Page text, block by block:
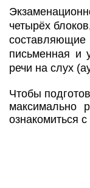
четырёх
письменная и
речи на слух
Чтобы
максимально
ознакомиться